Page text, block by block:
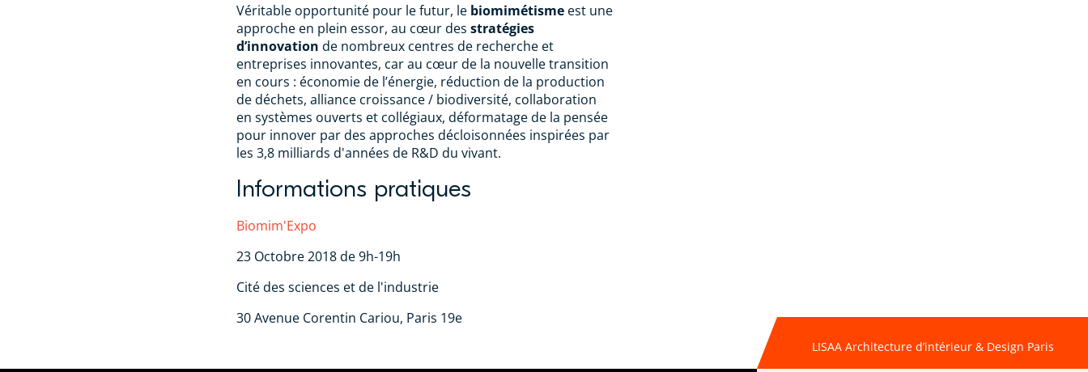
Véritable opportunité pour le futur, le biomimétisme est une
approche en plein essor, au cœur des stratégies
d’innovation de nombreux centres de recherche et
entreprises innovantes, car au cœur de la nouvelle transition
en cours : économie de l’énergie, réduction de la production
de déchets, alliance croissance / biodiversité, collaboration
en systèmes ouverts et collégiaux, déformatage de la pensée
pour innover par des approches décloisonnées inspirées par
les 3,8 milliards d'années de R&D du vivant.
Informations pratiques
Biomim'Expo
23 Octobre 2018 de 9h-19h
Cité des sciences et de l'industrie
30 Avenue Corentin Cariou, Paris 19e
LISAA Architecture d’intérieur & Design Paris